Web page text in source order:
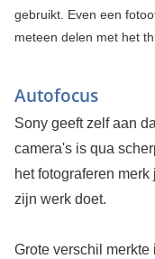
gebruikt. Even een
meteen delen met het
Autofocus
Sony geeft zelf aan
camera's is qua
het fotograferen
zijn werk doet.
Grote verschil